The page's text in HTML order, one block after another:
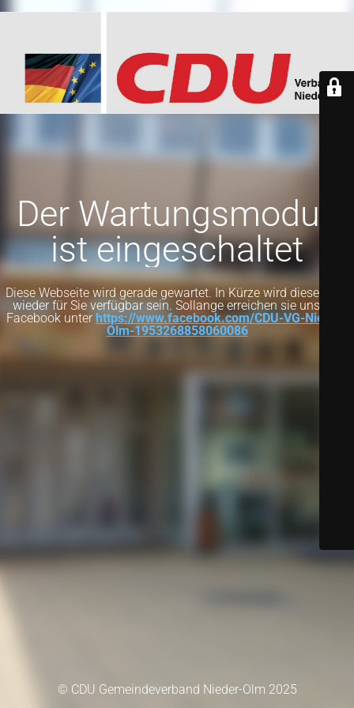
Der Wartungsmodus
ist eingeschaltet
Diese Webseite wird gerade gewartet. In Kürze wird diese Seite
wieder für Sie verfügbar sein. Sollange erreichen sie uns auf
Facebook unter https://www.facebook.com/CDU-VG-Nieder-
Olm-1953268858060086
© CDU Gemeindeverband Nieder-Olm 2025